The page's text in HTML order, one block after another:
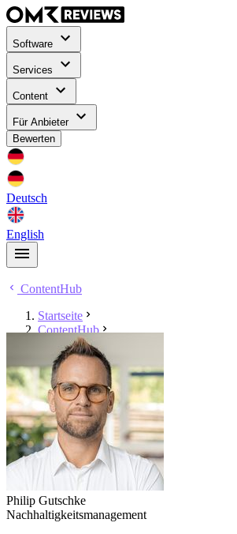
Software
Services
Content
Für Anbieter
Bewerten
Deutsch
English
ContentHub
Startseite
ContentHub
Philip Gutschke
Philip Gutschke
Nachhaltigkeitsmanagement